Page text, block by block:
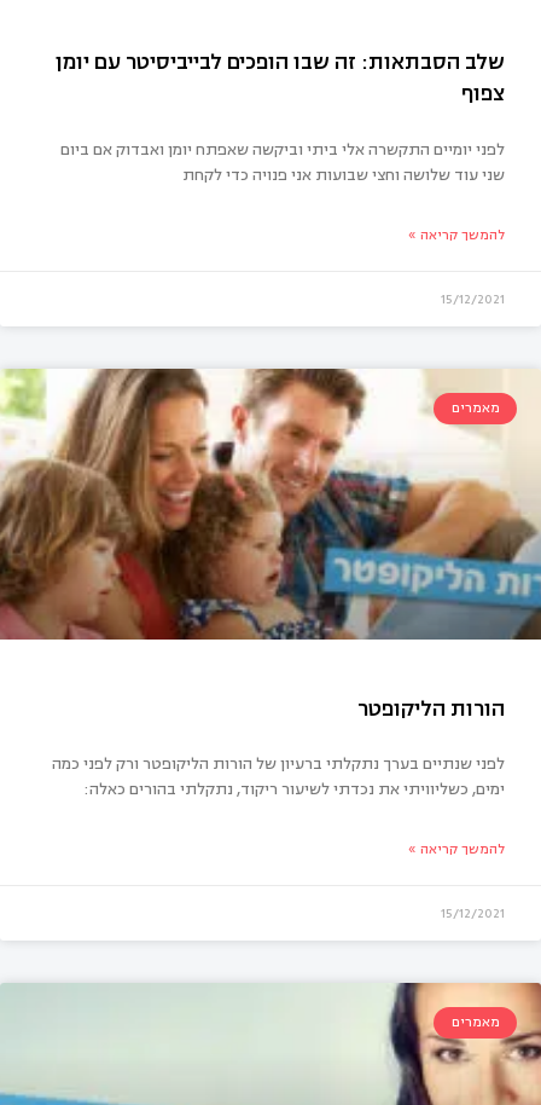
הסבתאות: זה שבו הופכים לבייביסיטר עם יומן
לפני יומיים התקשרה אלי ביתי וביקשה שאפתח יומן ואבדוק אם ביום
שני עוד שלושה וחצי שבועות אני פנויה כדי לקחת
להמשך קריאה »
15/12/2021
מאמרים
לפני שנתיים בערך נתקלתי ברעיון של הורות הליקופטר ורק לפני כמה
ימים, כשליוויתי את נכדתי לשיעור ריקוד, נתקלתי בהורים כאלה:
להמשך קריאה »
15/12/2021
מאמרים